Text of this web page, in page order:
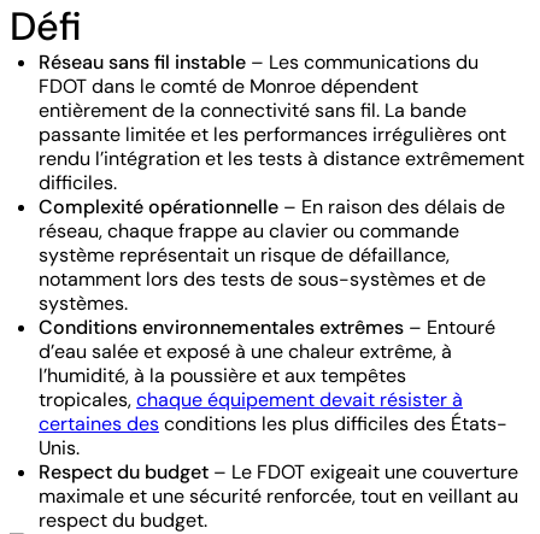
Défi
Réseau sans fil instable – Les communications du
FDOT dans le comté de Monroe dépendent
entièrement de la connectivité sans fil. La bande
passante limitée et les performances irrégulières ont
rendu l’intégration et les tests à distance extrêmement
difficiles.
Complexité opérationnelle – En raison des délais de
réseau, chaque frappe au clavier ou commande
système représentait un risque de défaillance,
notamment lors des tests de sous-systèmes et de
systèmes.
Conditions environnementales extrêmes – Entouré
d’eau salée et exposé à une chaleur extrême, à
l’humidité, à la poussière et aux tempêtes
tropicales,chaque équipement devait résister à
certaines desconditions les plus difficiles des États-
Unis.
Respect du budget – Le FDOT exigeait une couverture
maximale et une sécurité renforcée, tout en veillant au
respect du budget.